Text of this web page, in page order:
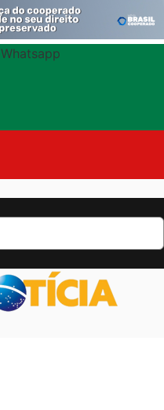
Whatsapp